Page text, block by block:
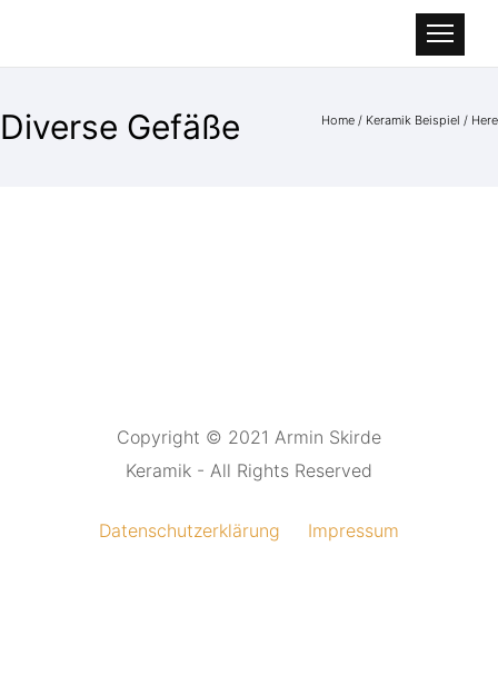
Diverse Gefäße Home / Keramik Beispiel / Here
Copyright © 2021 Armin Skirde
Keramik - All Rights Reserved
Datenschutzerklärung Impressum